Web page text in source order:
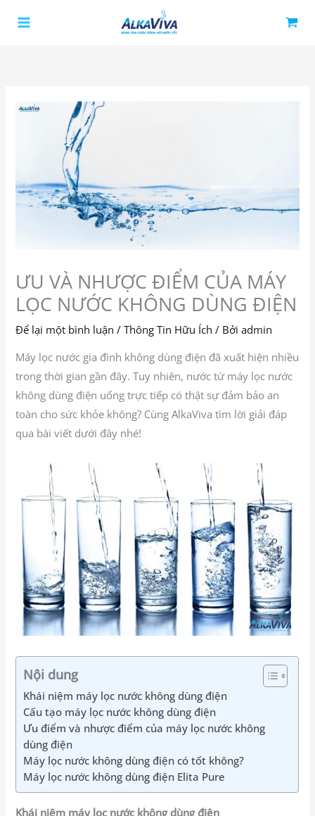
ƯU VÀ NHƯỢC ĐIỂM CỦA MÁY
LỌC NƯỚC KHÔNG DÙNG ĐIỆN
Để lại một bình luận /Thông Tin Hữu Ích / Bởiadmin
Máy lọc nước gia đình không dùng điện đã xuất hiện nhiều
trong thời gian gần đây. Tuy nhiên, nước từ máy lọc nước
không dùng điện uống trực tiếp có thật sự đảm bảo an
toàn cho sức khỏe không? Cùng AlkaViva tìm lời giải đáp
qua bài viết dưới đây nhé!
Nội dung
Khái niệm máy lọc nước không dùng điện
Cấu tạo máy lọc nước không dùng điện
Ưu điểm và nhược điểm của máy lọc nước không
dùng điện
Máy lọc nước không dùng điện có tốt không?
Máy lọc nước không dùng điện Elita Pure
Khái niệm máy lọc nước không dùng điện